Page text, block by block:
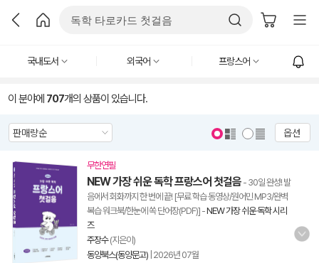
국내도서 외국어 프랑스어
이 분야에 707개의 상품이 있습니다.
옵션
무한연필
NEW 가장 쉬운 독학 프랑스어 첫걸음 - 30일 완성! 발
음에서 회화까지 한 번에 끝! [무료 학습 동영상/원어민 MP3/완벽
복습 워크북/한눈에 쏙 단어장(PDF)] -NEW 가장 쉬운 독학 시리
즈
주장수(지은이)
동양북스(동양문고) 2026년 07월